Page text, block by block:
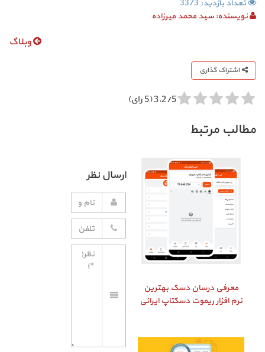
تعداد بازدید: 3373
نویسنده:سید محمد میرزاده
وبلاگ
اشتراک گذاری
3.2/5 (5 رای)
مطالب مرتبط
معرفی درسان دسک بهترین
نرم افزار ریموت دسکتاپ ایرانی
ارسال نظر